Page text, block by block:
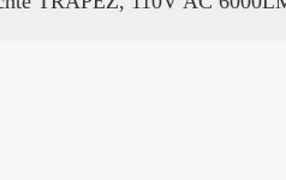
Suchbegriffe